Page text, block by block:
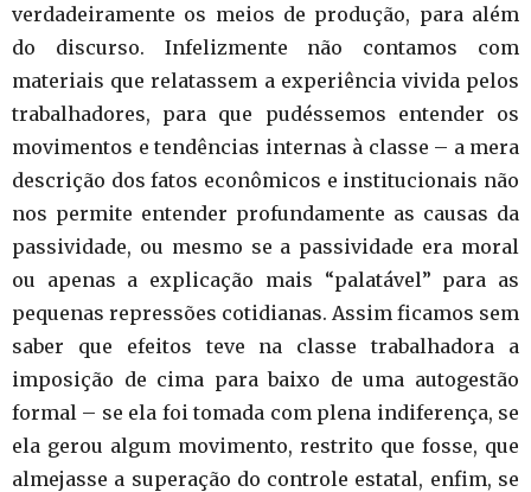
verdadeiramente os meios de produção, para além
do discurso. Infelizmente não contamos com
materiais que relatassem a experiência vivida pelos
trabalhadores, para que pudéssemos entender os
movimentos e tendências internas à classe – a mera
descrição dos fatos econômicos e institucionais não
nos permite entender profundamente as causas da
passividade, ou mesmo se a passividade era moral
ou apenas a explicação mais “palatável” para as
pequenas repressões cotidianas. Assim ficamos sem
saber que efeitos teve na classe trabalhadora a
imposição de cima para baixo de uma autogestão
formal – se ela foi tomada com plena indiferença, se
ela gerou algum movimento, restrito que fosse, que
almejasse a superação do controle estatal, enfim, se